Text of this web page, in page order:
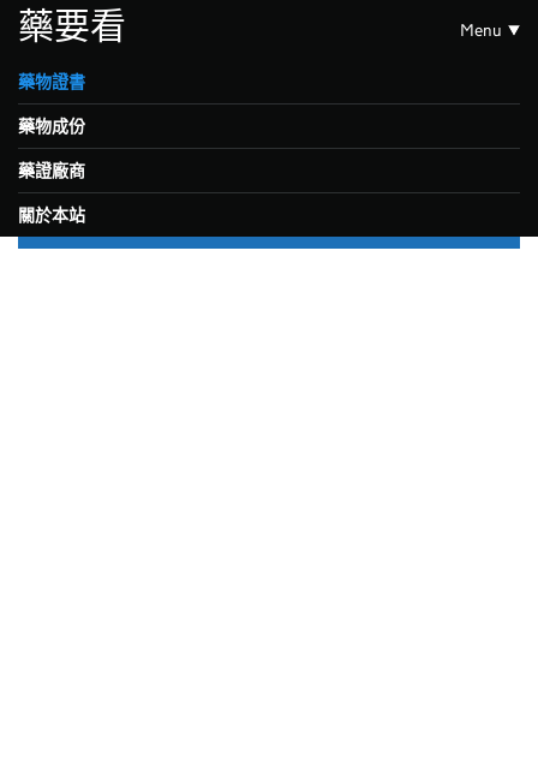
藥要看 Menu
藥物證書
藥物成份
藥證廠商
關於本站